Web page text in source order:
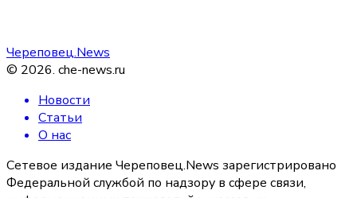
Череповец.News
© 2026. che-news.ru
Новости
Статьи
О нас
Сетевое издание Череповец.News зарегистрировано
Федеральной службой по надзору в сфере связи,